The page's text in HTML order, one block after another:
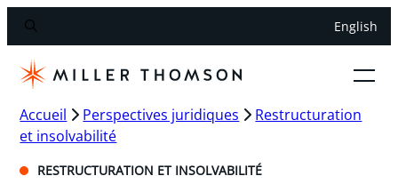
English
Accueil Perspectives juridiques
Restructuration
et insolvabilité
RESTRUCTURATION ET INSOLVABILITÉ